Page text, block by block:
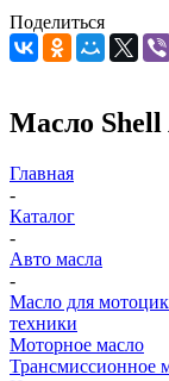
Поделиться
Масло Shell
Главная
-
Каталог
-
Авто масла
-
Масло для
техники
Моторное масло
Трансмиссионное